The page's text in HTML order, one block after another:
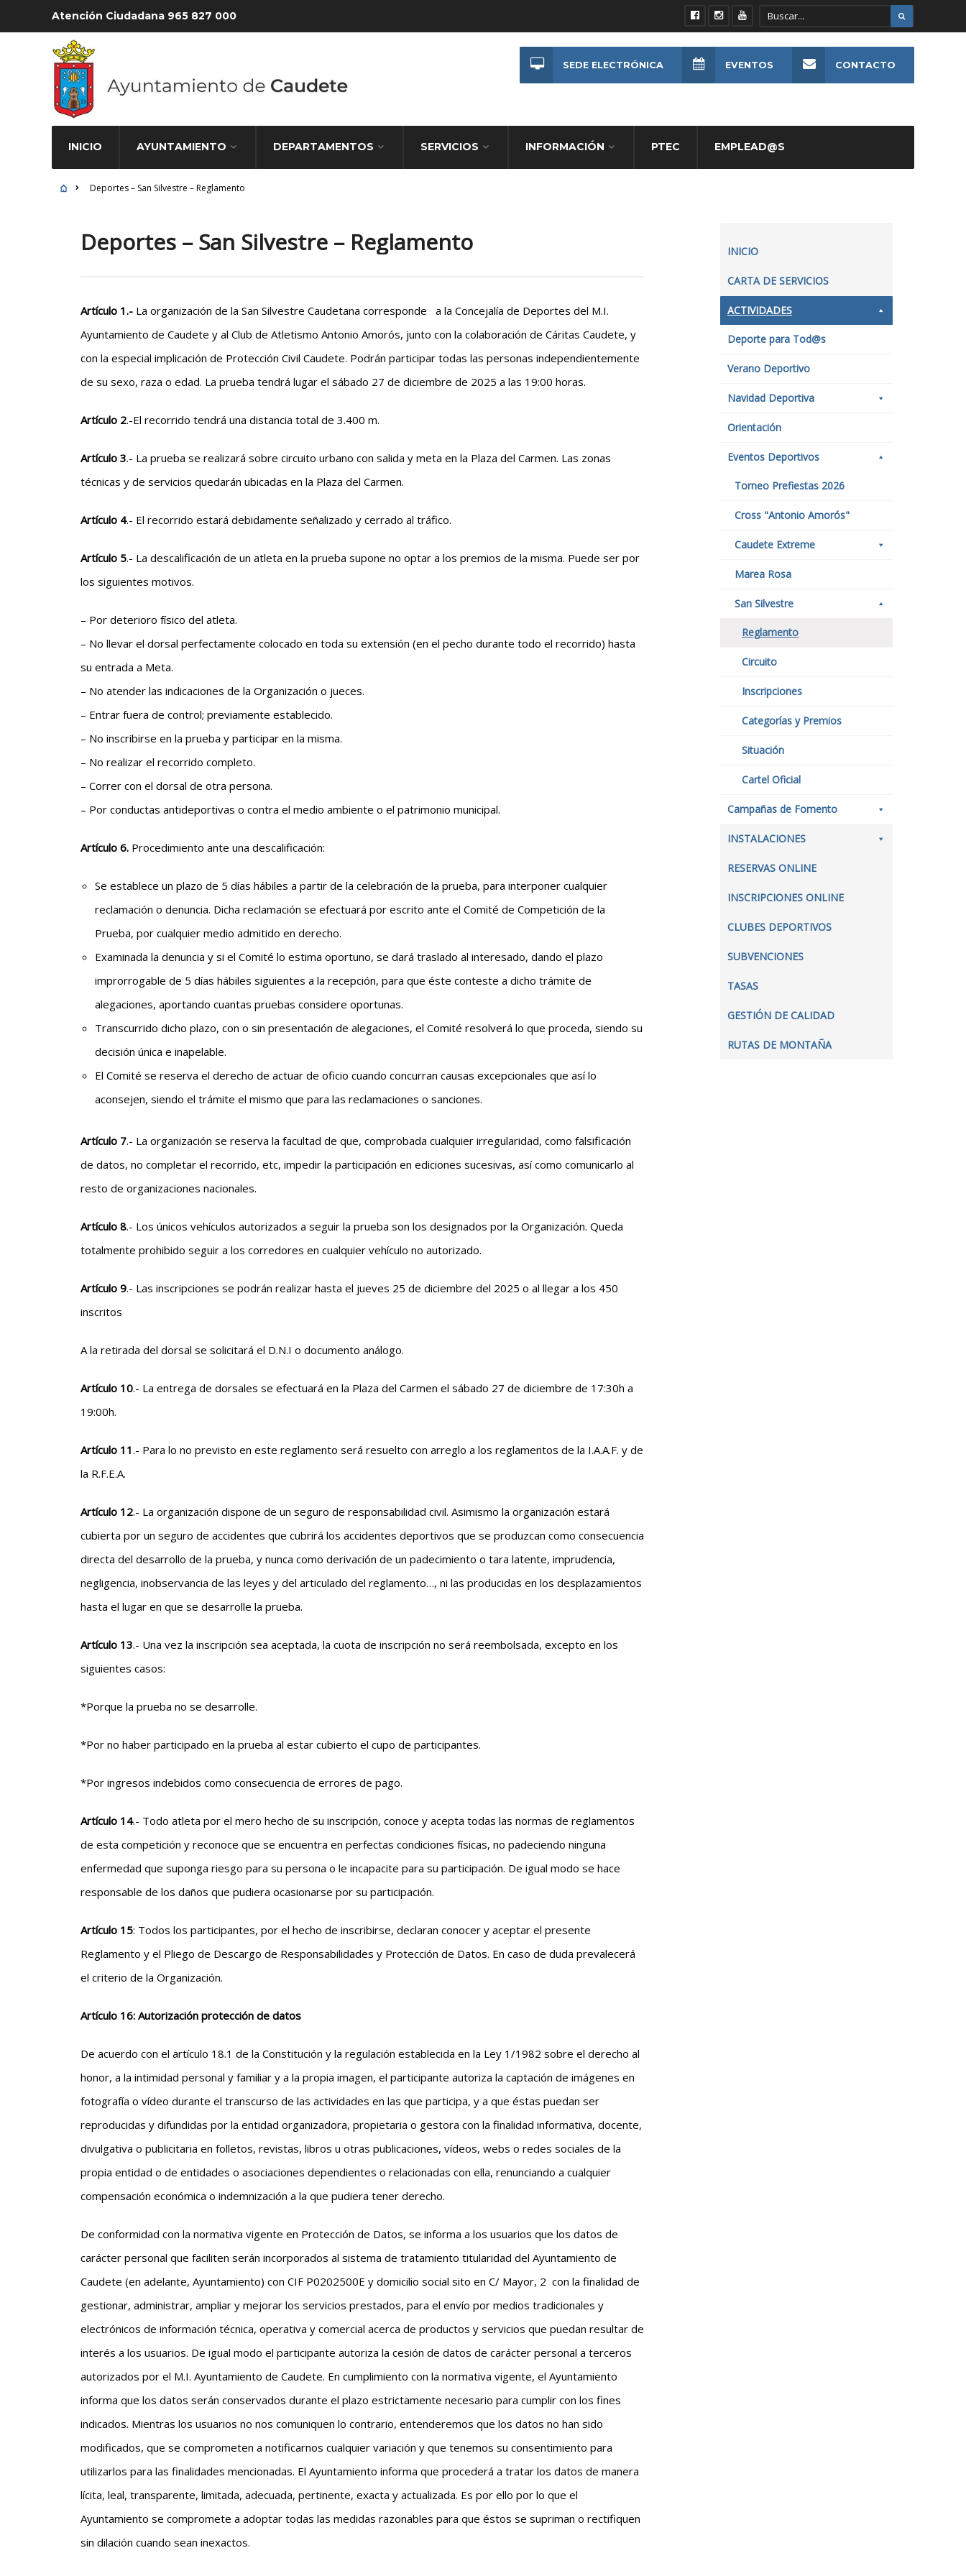
Atención Ciudadana 965 827 000
INICIO AYUNTAMIENTO DEPARTAMENTOS SERVICIOS INFORMACIÓN PTEC EMPLEAD@S
SEDE ELECTRÓNICA EVENTOS CONTACTO
Deportes – San Silvestre – Reglamento
Deportes – San Silvestre – Reglamento
Artículo 1.- La organización de la San Silvestre Caudetana corresponde a la Concejalía de Deportes del M.I.
Ayuntamiento de Caudete y al Club de Atletismo Antonio Amorós, junto con la colaboración de Cáritas Caudete, y
con la especial implicación de Protección Civil Caudete. Podrán participar todas las personas independientemente
de su sexo, raza o edad. La prueba tendrá lugar el sábado 27 de diciembre de 2025 a las 19:00 horas.
Artículo 2.-El recorrido tendrá una distancia total de 3.400 m.
Artículo 3.- La prueba se realizará sobre circuito urbano con salida y meta en la Plaza del Carmen. Las zonas
técnicas y de servicios quedarán ubicadas en la Plaza del Carmen.
Artículo 4.- El recorrido estará debidamente señalizado y cerrado al tráfico.
Artículo 5.- La descalificación de un atleta en la prueba supone no optar a los premios de la misma. Puede ser por
los siguientes motivos.
– Por deterioro físico del atleta.
– No llevar el dorsal perfectamente colocado en toda su extensión (en el pecho durante todo el recorrido) hasta
su entrada a Meta.
– No atender las indicaciones de la Organización o jueces.
– Entrar fuera de control; previamente establecido.
– No inscribirse en la prueba y participar en la misma.
– No realizar el recorrido completo.
– Correr con el dorsal de otra persona.
– Por conductas antideportivas o contra el medio ambiente o el patrimonio municipal.
Artículo 6. Procedimiento ante una descalificación:
Se establece un plazo de 5 días hábiles a partir de la celebración de la prueba, para interponer cualquier
reclamación o denuncia. Dicha reclamación se efectuará por escrito ante el Comité de Competición de la
Prueba, por cualquier medio admitido en derecho.
Examinada la denuncia y si el Comité lo estima oportuno, se dará traslado al interesado, dando el plazo
improrrogable de 5 días hábiles siguientes a la recepción, para que éste conteste a dicho trámite de
alegaciones, aportando cuantas pruebas considere oportunas.
Transcurrido dicho plazo, con o sin presentación de alegaciones, el Comité resolverá lo que proceda, siendo su
decisión única e inapelable.
El Comité se reserva el derecho de actuar de oficio cuando concurran causas excepcionales que así lo
aconsejen, siendo el trámite el mismo que para las reclamaciones o sanciones.
Artículo 7.- La organización se reserva la facultad de que, comprobada cualquier irregularidad, como falsificación
de datos, no completar el recorrido, etc, impedir la participación en ediciones sucesivas, así como comunicarlo al
resto de organizaciones nacionales.
Artículo 8.- Los únicos vehículos autorizados a seguir la prueba son los designados por la Organización. Queda
totalmente prohibido seguir a los corredores en cualquier vehículo no autorizado.
Artículo 9.- Las inscripciones se podrán realizar hasta el jueves 25 de diciembre del 2025 o al llegar a los 450
inscritos
A la retirada del dorsal se solicitará el D.N.I o documento análogo.
Artículo 10.- La entrega de dorsales se efectuará en la Plaza del Carmen el sábado 27 de diciembre de 17:30h a
19:00h.
Artículo 11.- Para lo no previsto en este reglamento será resuelto con arreglo a los reglamentos de la I.A.A.F. y de
la R.F.E.A.
Artículo 12.- La organización dispone de un seguro de responsabilidad civil. Asimismo la organización estará
cubierta por un seguro de accidentes que cubrirá los accidentes deportivos que se produzcan como consecuencia
directa del desarrollo de la prueba, y nunca como derivación de un padecimiento o tara latente, imprudencia,
negligencia, inobservancia de las leyes y del articulado del reglamento…, ni las producidas en los desplazamientos
hasta el lugar en que se desarrolle la prueba.
Artículo 13.- Una vez la inscripción sea aceptada, la cuota de inscripción no será reembolsada, excepto en los
siguientes casos:
*Porque la prueba no se desarrolle.
*Por no haber participado en la prueba al estar cubierto el cupo de participantes.
*Por ingresos indebidos como consecuencia de errores de pago.
Artículo 14.- Todo atleta por el mero hecho de su inscripción, conoce y acepta todas las normas de reglamentos
de esta competición y reconoce que se encuentra en perfectas condiciones físicas, no padeciendo ninguna
enfermedad que suponga riesgo para su persona o le incapacite para su participación. De igual modo se hace
responsable de los daños que pudiera ocasionarse por su participación.
Artículo 15: Todos los participantes, por el hecho de inscribirse, declaran conocer y aceptar el presente
Reglamento y el Pliego de Descargo de Responsabilidades y Protección de Datos. En caso de duda prevalecerá
el criterio de la Organización.
Artículo 16: Autorización protección de datos
De acuerdo con el artículo 18.1 de la Constitución y la regulación establecida en la Ley 1/1982 sobre el derecho al
honor, a la intimidad personal y familiar y a la propia imagen, el participante autoriza la captación de imágenes en
fotografía o vídeo durante el transcurso de las actividades en las que participa, y a que éstas puedan ser
reproducidas y difundidas por la entidad organizadora, propietaria o gestora con la finalidad informativa, docente,
divulgativa o publicitaria en folletos, revistas, libros u otras publicaciones, vídeos, webs o redes sociales de la
propia entidad o de entidades o asociaciones dependientes o relacionadas con ella, renunciando a cualquier
compensación económica o indemnización a la que pudiera tener derecho.
De conformidad con la normativa vigente en Protección de Datos, se informa a los usuarios que los datos de
carácter personal que faciliten serán incorporados al sistema de tratamiento titularidad del Ayuntamiento de
Caudete (en adelante, Ayuntamiento) con CIF P0202500E y domicilio social sito en C/ Mayor, 2 con la finalidad de
gestionar, administrar, ampliar y mejorar los servicios prestados, para el envío por medios tradicionales y
electrónicos de información técnica, operativa y comercial acerca de productos y servicios que puedan resultar de
interés a los usuarios. De igual modo el participante autoriza la cesión de datos de carácter personal a terceros
autorizados por el M.I. Ayuntamiento de Caudete. En cumplimiento con la normativa vigente, el Ayuntamiento
informa que los datos serán conservados durante el plazo estrictamente necesario para cumplir con los fines
indicados. Mientras los usuarios no nos comuniquen lo contrario, entenderemos que los datos no han sido
modificados, que se comprometen a notificarnos cualquier variación y que tenemos su consentimiento para
utilizarlos para las finalidades mencionadas. El Ayuntamiento informa que procederá a tratar los datos de manera
lícita, leal, transparente, limitada, adecuada, pertinente, exacta y actualizada. Es por ello por lo que el
Ayuntamiento se compromete a adoptar todas las medidas razonables para que éstos se supriman o rectifiquen
sin dilación cuando sean inexactos.
INICIO
CARTA DE SERVICIOS
ACTIVIDADES
Deporte para Tod@s
Verano Deportivo
Navidad Deportiva
Orientación
Eventos Deportivos
Torneo Prefiestas 2026
Cross "Antonio Amorós"
Caudete Extreme
Marea Rosa
San Silvestre
Reglamento
Circuito
Inscripciones
Categorías y Premios
Situación
Cartel Oficial
Campañas de Fomento
INSTALACIONES
RESERVAS ONLINE
INSCRIPCIONES ONLINE
CLUBES DEPORTIVOS
SUBVENCIONES
TASAS
GESTIÓN DE CALIDAD
RUTAS DE MONTAÑA